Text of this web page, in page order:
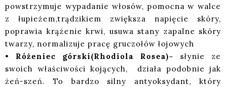
powstrzymuje wypadanie włosów, pomocna w walce
z łupieżem,trądzikiem zwiększa napięcie skóry,
poprawia krążenie krwi, usuwa stany zapalne skóry
twarzy, normalizuje pracę gruczołów łojowych
• Różeniec górski(Rhodiola Rosea)-
słynie ze
swoich właściwości kojących, działa podobnie jak
żeń-szeń. To bardzo silny antyoksydant, który